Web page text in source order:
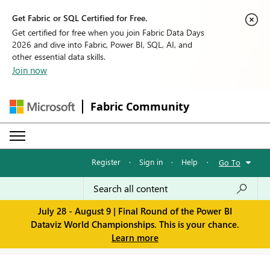
Get Fabric or SQL Certified for Free.
Get certified for free when you join Fabric Data Days
2026 and dive into Fabric, Power BI, SQL, AI, and
other essential data skills.
Join now
Fabric Community
Register · Sign in · Help · Go To
July 28 - August 9 | Final Round of the Power BI
Dataviz World Championships. This is your chance.
Learn more